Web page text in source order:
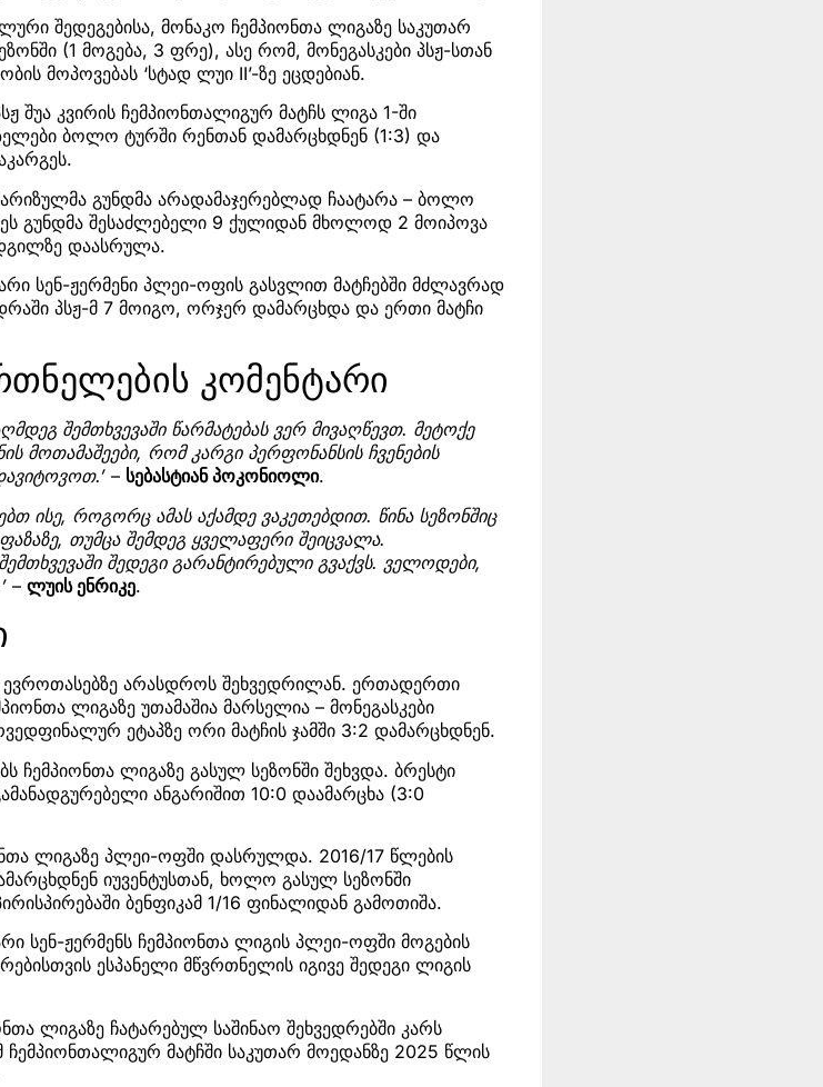
შედეგებისა, მონაკო ჩემპიონთა ლიგაზე საკუთარ
(1 მოგება, 3 ფრე), ასე რომ, მონეგასკები პსჟ-სთან
მოპოვებას ‘სტად ლუი II’-ზე ეცდებიან.
შუა კვირის ჩემპიონთალიგურ მატჩს ლიგა 1-ში
ბოლო ტურში რენთან დამარცხდნენ (1:3) და
გუნდმა არადამაჯერებლად ჩაატარა – ბოლო
გუნდმა შესაძლებელი 9 ქულიდან მხოლოდ 2 მოიპოვა
დაასრულა.
სენ-ჟერმენი პლეი-ოფის გასვლით მატჩებში მძლავრად
პსჟ-მ 7 მოიგო, ორჯერ დამარცხდა და ერთი მატჩი
კომენტარი
შემთხვევაში წარმატებას ვერ მივაღწევთ. მეტოქე
მოთამაშეები, რომ კარგი პერფონანსის ჩვენების
– სებასტიან პოკონიოლი.
ისე, როგორც ამას აქამდე ვაკეთებდით. წინა სეზონშიც
თუმცა შემდეგ ყველაფერი შეიცვალა.
შედეგი გარანტირებული გვაქვს. ველოდები,
–ლუის ენრიკე.
ევროთასებზე არასდროს შეხვედრილან. ერთადერთი
ლიგაზე უთამაშია მარსელია – მონეგასკები
ეტაპზე ორი მატჩის ჯამში 3:2 დამარცხდნენ.
ლიგაზე გასულ სეზონში შეხვდა. ბრესტი
ანგარიშით 10:0 დაამარცხა (3:0
ლიგაზე პლეი-ოფში დასრულდა. 2016/17 წლების
იუვენტუსთან, ხოლო გასულ სეზონში
ბენფიკამ 1/16 ფინალიდან გამოთიშა.
სენ-ჟერმენს ჩემპიონთა ლიგის პლეი-ოფში მოგების
ესპანელი მწვრთნელის იგივე შედეგი ლიგის
ლიგაზე ჩატარებულ საშინაო შეხვედრებში კარს
მატჩში საკუთარ მოედანზე 2025 წლის